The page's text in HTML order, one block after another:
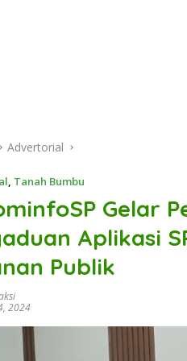
Advertorial
, Tanah Bumbu
Gelar
Aplikasi
Publik
2024